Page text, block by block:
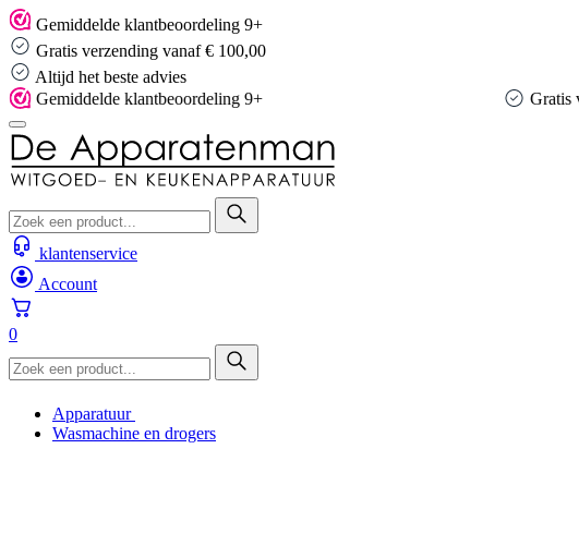
Skip
to
content
Gemiddelde klantbeoordeling 9+
Gratis verzending vanaf € 100,00
Altijd het beste advies
Gemiddelde klantbeoordeling 9+
Gratis
klantenservice
Account
0
Apparatuur
Wasmachine en drogers